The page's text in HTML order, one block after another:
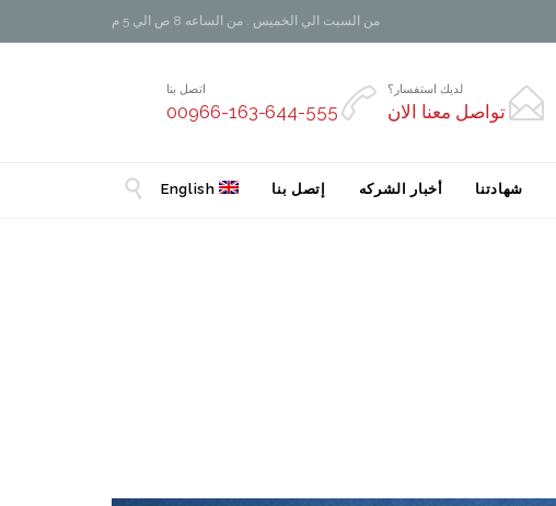
من السبت الي الخميس . من الساعه 8 ص الي 5 م
 لديك استفسار؟
تواصل معنا الان  اتصل بنا
00966-163-644-555
شهادتنا أخبار الشركه إتصل بنا English
